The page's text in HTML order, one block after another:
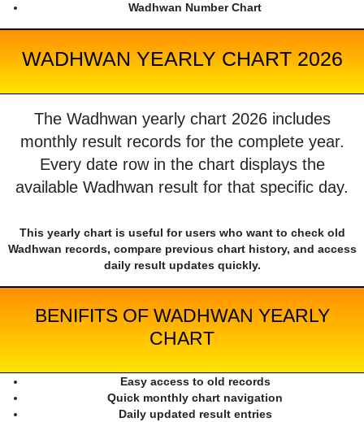
Wadhwan Number Chart
WADHWAN YEARLY CHART 2026
The Wadhwan yearly chart 2026 includes
monthly result records for the complete year.
Every date row in the chart displays the
available Wadhwan result for that specific day.
This yearly chart is useful for users who want to check old
Wadhwan records, compare previous chart history, and access
daily result updates quickly.
BENIFITS OF WADHWAN YEARLY
CHART
Easy access to old records
Quick monthly chart navigation
Daily updated result entries